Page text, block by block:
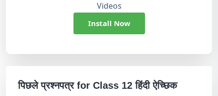
Videos
Install Now
पिछले प्रश्नपत्र for Class 12 हिंदी ऐच्छिक